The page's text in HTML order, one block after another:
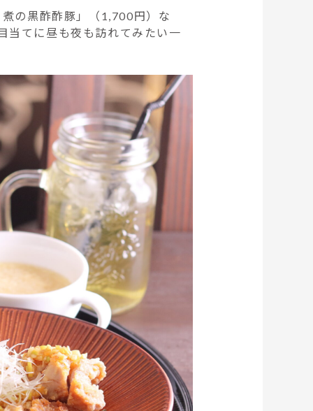
の黒酢酢豚」（1,700円）な
当てに昼も夜も訪れてみたい一